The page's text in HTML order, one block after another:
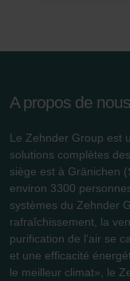
usuel. Si
que les
disponibles dans
Pour plus de
connaissance de
A propos de nous
Le Zehnder Group est
solutions complètes
siège est à Gränichen
environ 3300
systèmes du Zehnder
rafraîchissement, la
purification de l’air se
et une efficacité
le meilleur climat», le